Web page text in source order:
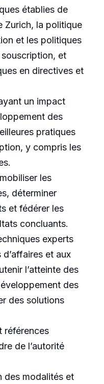
établies de
Zurich, la politique
et les politiques
et
en directives et
un impact
des
pratiques
y compris les
les
déterminer
et fédérer les
concluants.
experts
et aux
l’atteinte des
des
des solutions
références
de l’autorité
des modalités et